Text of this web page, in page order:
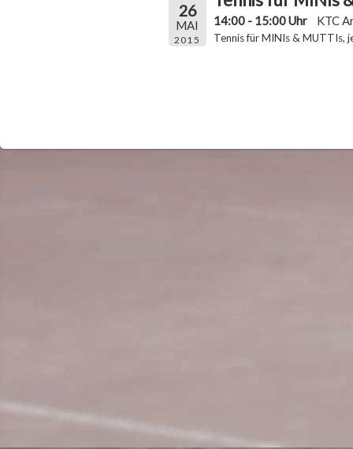
26
MAI
2015
14:00 - 15:00 Uhr KTC
Tennis für MINIs & MUTTIs,